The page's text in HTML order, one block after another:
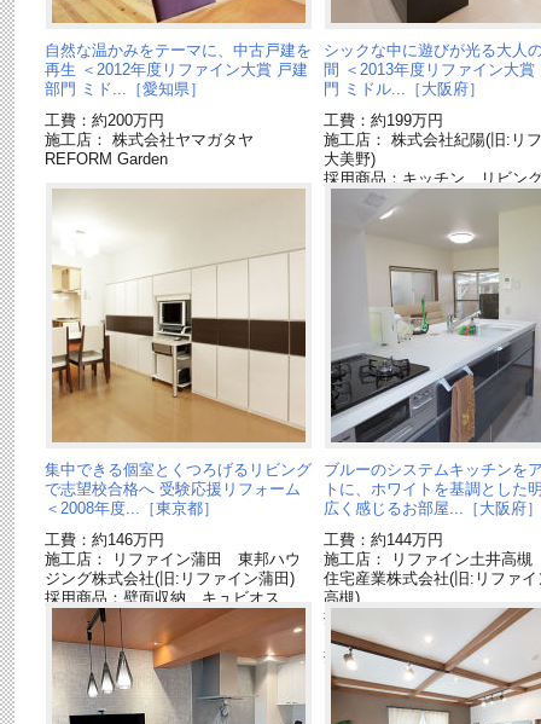
自然な温かみをテーマに、中古戸建を
再生 ＜2012年度リファイン大賞 戸建
部門 ミド...［愛知県］
工費：約200万円
施工店： 株式会社ヤマガタヤ
REFORM Garden
シックな中に遊びが光る大人
間 ＜2013年度リファイン大賞
門 ミドル...［大阪府］
工費：約199万円
施工店： 株式会社紀陽(旧:リ
大美野)
採用商品：キッチン リビン
ションL[終了品]
集中できる個室とくつろげるリビング
で志望校合格へ 受験応援リフォーム
＜2008年度...［東京都］
工費：約146万円
施工店： リファイン蒲田 東邦ハウ
ジング株式会社(旧:リファイン蒲田)
採用商品：壁面収納 キュビオス
ブルーのシステムキッチンを
トに、ホワイトを基調とした
広く感じるお部屋...［大阪府］
工費：約144万円
施工店： リファイン土井高
住宅産業株式会社(旧:リファイ
高槻)
採用商品：リビングステーシ
了品]
採用商品：Archi-spec YUKA